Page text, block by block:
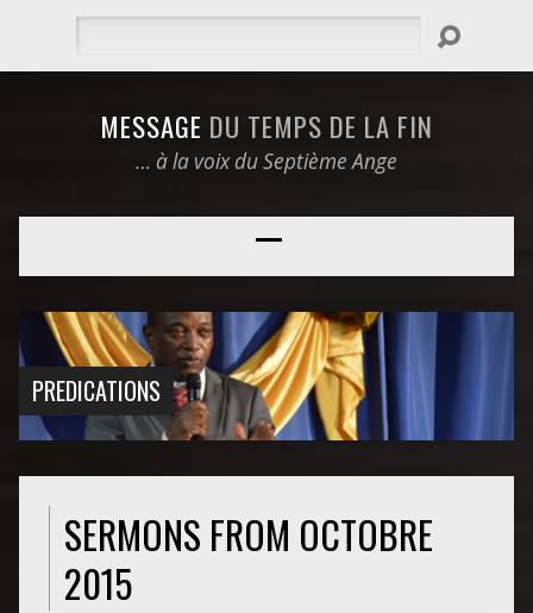
MESSAGE DU TEMPS DE LA FIN
… à la voix du Septième Ange
PREDICATIONS
SERMONS FROM OCTOBRE
2015